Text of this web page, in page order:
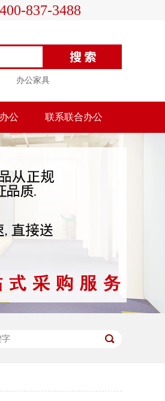
400-837-3488
办公家具
公 联系联合办公